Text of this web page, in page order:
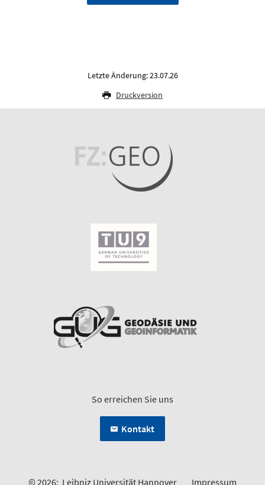
Letzte Änderung: 23.07.26
Druckversion
So erreichen Sie uns
Kontakt
© 2026: Leibniz Universität Hannover Impressum